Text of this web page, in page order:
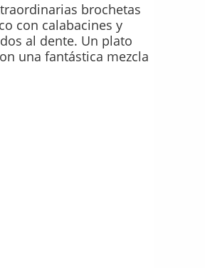
brochetas
con calabacines y
al dente. Un plato
una fantástica mezcla